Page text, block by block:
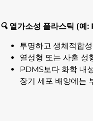
🔍 열가소성 플라스틱 (예
투명하고 생체적합
열성형 또는 사출 성
PDMS보다 화학 내
장기 세포 배양에는